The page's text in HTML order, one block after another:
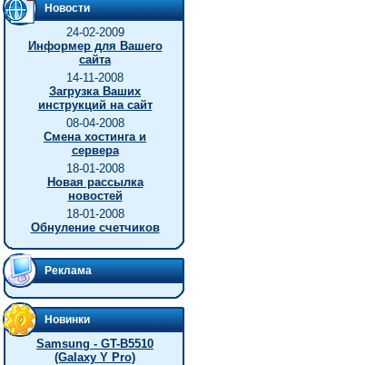
Новости
24-02-2009
Информер для Вашего
сайта
14-11-2008
Загрузка Ваших
инструкций на сайт
08-04-2008
Смена хостинга и
сервера
18-01-2008
Новая рассылка
новостей
18-01-2008
Обнуление счетчиков
Реклама
Новинки
Samsung - GT-B5510
(Galaxy Y Pro)